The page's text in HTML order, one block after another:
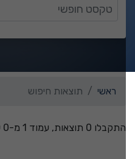
ראשי תוצאות חיפוש
התקבלו 0 תוצאות, עמוד 1 מ-0 עמודים